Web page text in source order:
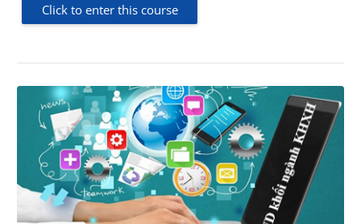
Click to enter this course